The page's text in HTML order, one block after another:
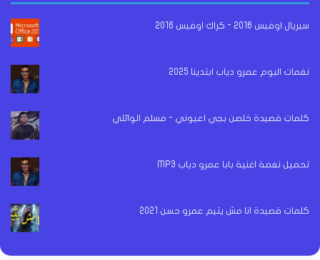
سيريال اوفيس 2016 - كراك اوفيس 2016
نغمات البوم عمرو دياب ابتدينا 2025
كلمات قصيدة خلصن بجي اعيوني - مسلم الوائلي
تحميل نغمة اغنية بابا عمرو دياب MP3
كلمات قصيدة انا مش يتيم عمرو حسن 2021